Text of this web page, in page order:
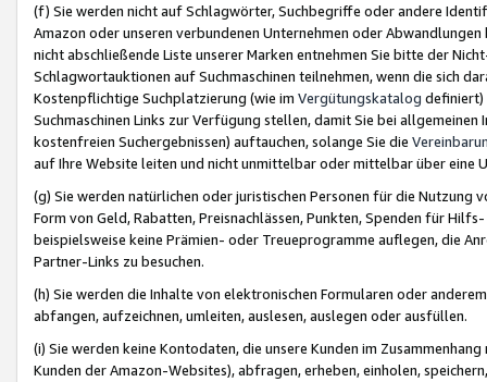
(f) Sie werden nicht auf Schlagwörter, Suchbegriffe oder andere
Amazon oder unseren verbundenen Unternehmen oder
nicht abschließende Liste unserer Marken entnehmen Sie bitte der
Schlagwortauktionen auf Suchmaschinen teilnehmen, wenn die sich
Kostenpflichtige Suchplatzierung (wie im Vergütungskatalog definiert)
Suchmaschinen Links zur Verfügung stellen, damit Sie bei
kostenfreien Suchergebnissen) auftauchen, solange Sie die
auf Ihre Website leiten und nicht unmittelbar oder mittelbar über eine
(g) Sie werden natürlichen oder juristischen Personen für die Nutzung
Form von Geld, Rabatten, Preisnachlässen, Punkten, Spenden für
beispielsweise keine Prämien- oder Treueprogramme auflegen, die
Partner-Links zu besuchen.
(h) Sie werden die Inhalte von elektronischen Formularen oder
abfangen, aufzeichnen, umleiten, auslesen, auslegen oder ausfüllen.
(i) Sie werden keine Kontodaten, die unsere Kunden im
Kunden der Amazon-Websites), abfragen, erheben, einholen,